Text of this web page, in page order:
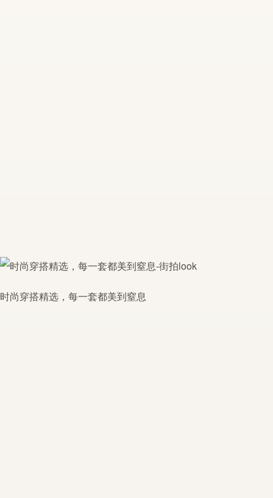
时尚穿搭精选，每一套都美到窒息